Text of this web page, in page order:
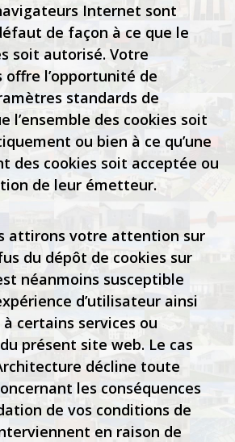
Internet sont
de façon à ce que le
soit autorisé. Votre
l’opportunité de
standards de
l’ensemble des cookies soit
ou bien à ce qu’une
des cookies soit acceptée ou
de leur émetteur.
attirons votre attention sur
du dépôt de cookies sur
néanmoins susceptible
d’utilisateur ainsi
certains services ou
présent site web. Le cas
décline toute
les conséquences
de vos conditions de
en raison de